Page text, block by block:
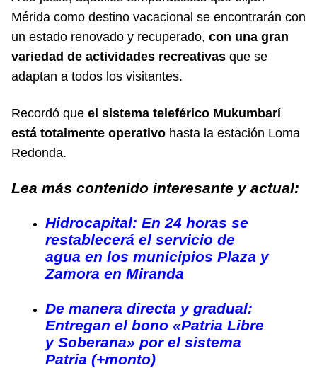
Mérida como destino vacacional se encontrarán con
un estado renovado y recuperado, con una gran
variedad de actividades recreativas que se
adaptan a todos los visitantes.
Recordó que el sistema teleférico Mukumbarí
está totalmente operativo hasta la estación Loma
Redonda.
Lea más contenido interesante y actual:
Hidrocapital: En 24 horas se
restablecerá el servicio de
agua en los municipios Plaza y
Zamora en Miranda
De manera directa y gradual:
Entregan el bono «Patria Libre
y Soberana» por el sistema
Patria (+monto)